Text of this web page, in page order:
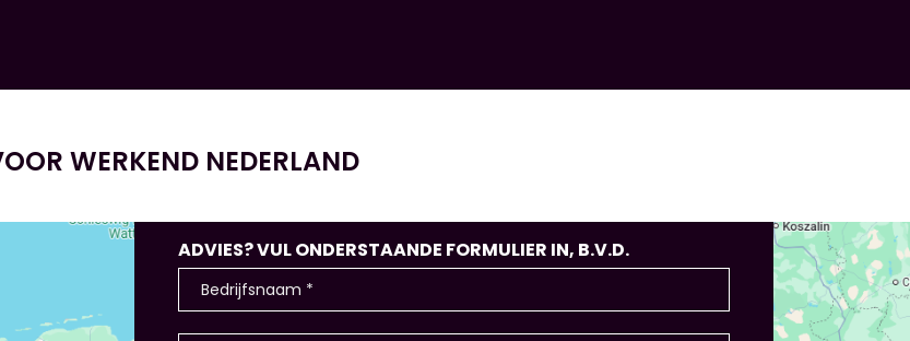
WERKEND NEDERLAND
ADVIES? VUL ONDERSTAANDE FORMULIER IN, B.V.D.